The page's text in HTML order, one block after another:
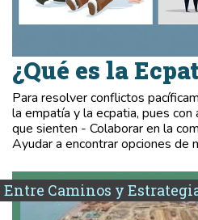
¿Qué es la
Para resolver conflictos
la empatía y la ecpatia, pues
que sienten - Colaborar en la
Ayudar a encontrar opciones de
Entre Caminos y